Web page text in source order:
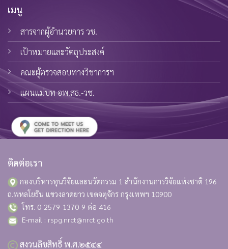
เมนู
สารจากผู้อำนวยการ วช.
เป้าหมายและวัตถุประสงค์
คณะผู้ตรวจสอบทางวิชาการฯ
แผนแม่บท อพ.สธ.-วช.
ติดต่อเรา
กองบริหารทุนวิจัยและนวัตกรรม 1 สำนักงานการวิจัยแห่งชาติ 196
ถ.พหลโยธิน แขวงลาดยาว เขตจตุจักร กรุงเทพฯ 10900
โทร. 0-2579-1370-9 ต่อ 416
E-mail : rspg.nrct@nrct.go.th
สงวนลิขสิทธิ์ พ.ศ.๒๕๔๔